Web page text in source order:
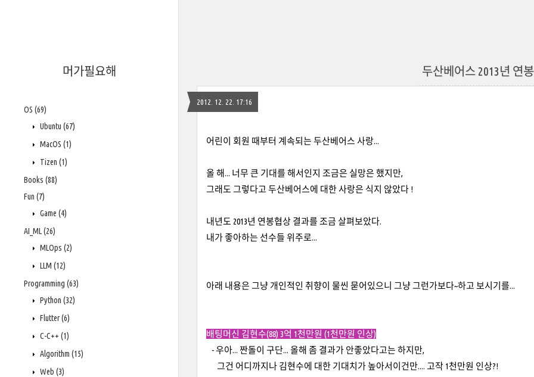
머가필요해
OS (69)
Ubuntu (67)
MacOS (1)
Tizen (1)
Books (88)
Fun (7)
Game (4)
AI_ML(26)
MLOps (2)
LLM (12)
Programming (63)
Python (32)
Flutter(6)
C-C++ (1)
Algorithm (15)
Web (3)
두산베어스 2013년 연
2012. 12. 22. 17:16
어린이 회원 때부터 계속되는 두산베어스 사랑...
올 해... 너무 큰 기대를 해서인지 조금은 실망은 했지만,
그래도 그렇다고 두산베어스에 대한 사랑은 식지 않았다 !
내년도 2013년 연봉협상 결과를 조금 살펴보았다.
내가 좋아하는 선수들 위주로...
아래 내용은 그냥 개인적인 취향이 물씬 묻어있으니 그냥 그런가보다~하고 보시기를...
배팅머신 김현수(88) 3억 1천만원 (1천만원 인상)
- 우아... 짠돌이 구단... 올해 좀 결과가 안좋았다고는 하지만,
그건 어디까지나 김현수에 대한 기대치가 높아서이건만.... 고작 1천만원 인상?!